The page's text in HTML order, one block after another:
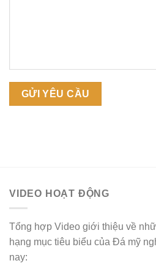
VIDEO HOẠT ĐỘNG
Tổng hợp Video giới thiệu về
hạng mục tiêu biểu của Đá mỹ
nay: